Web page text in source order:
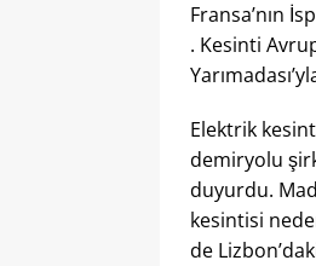
Fransa’nın
. Kesinti
Elektrik
demiryolu
duyurdu​.
kesintisi
de